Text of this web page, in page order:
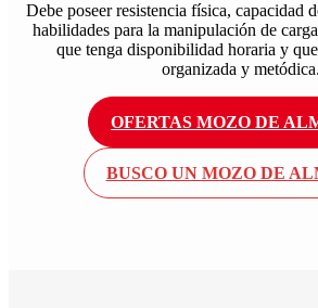
Debe poseer resistencia física, capacidad
habilidades para la manipulación de
que tenga disponibilidad horaria y
organizada y metódica.
OFERTAS MOZO DE
BUSCO UN MOZO DE